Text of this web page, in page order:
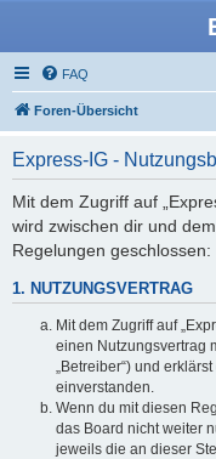
FAQ
Foren-Übersicht
Express-IG -
Mit dem Zugriff auf
wird zwischen dir und
Regelungen geschlossen:
1. NUTZUNGSVERTRAG
Mit dem Zugriff auf
einen Nutzungsvertrag
„Betreiber“) und
einverstanden.
Wenn du mit diesen
das Board nicht weiter
jeweils die an dieser